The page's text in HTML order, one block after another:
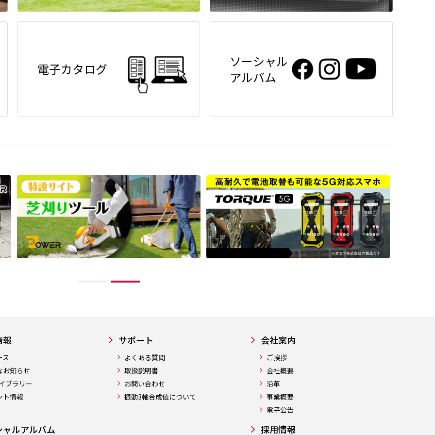
電子カタログ
ソーシャル
アルバム
報
ス
お知らせ
ブラリー
ト情報
ルアルバム
サポート
よくある質問
取扱説明書
お問い合わせ
振動3軸合成値について
会社案内
ご挨拶
会社概要
沿革
事業概要
電子公告
採用情報